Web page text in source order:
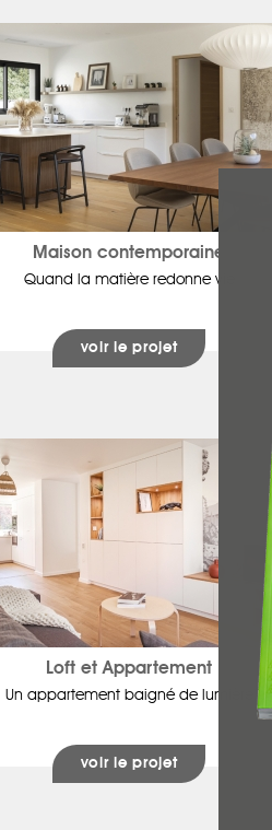
Maison contemporaine
Quand la matière redonne vie
voir le projet
Loft et Appartement
Un appartement baigné de lumière
voir le projet